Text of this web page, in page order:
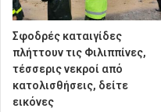
Σφοδρές καταιγίδες
πλήττουν τις Φιλιππίνες,
τέσσερις νεκροί από
κατολισθήσεις, δείτε
εικόνες